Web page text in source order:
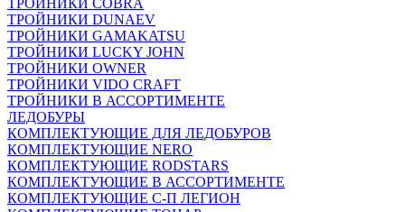
ТРОЙНИКИ COBRA
ТРОЙНИКИ DUNAEV
ТРОЙНИКИ GAMAKATSU
ТРОЙНИКИ LUCKY JOHN
ТРОЙНИКИ OWNER
ТРОЙНИКИ VIDO CRAFT
ТРОЙНИКИ В АССОРТИМЕНТЕ
ЛЕДОБУРЫ
КОМПЛЕКТУЮЩИЕ ДЛЯ ЛЕДОБУРОВ
КОМПЛЕКТУЮЩИЕ NERO
КОМПЛЕКТУЮЩИЕ RODSTARS
КОМПЛЕКТУЮЩИЕ В АССОРТИМЕНТЕ
КОМПЛЕКТУЮЩИЕ С-П ЛЕГИОН